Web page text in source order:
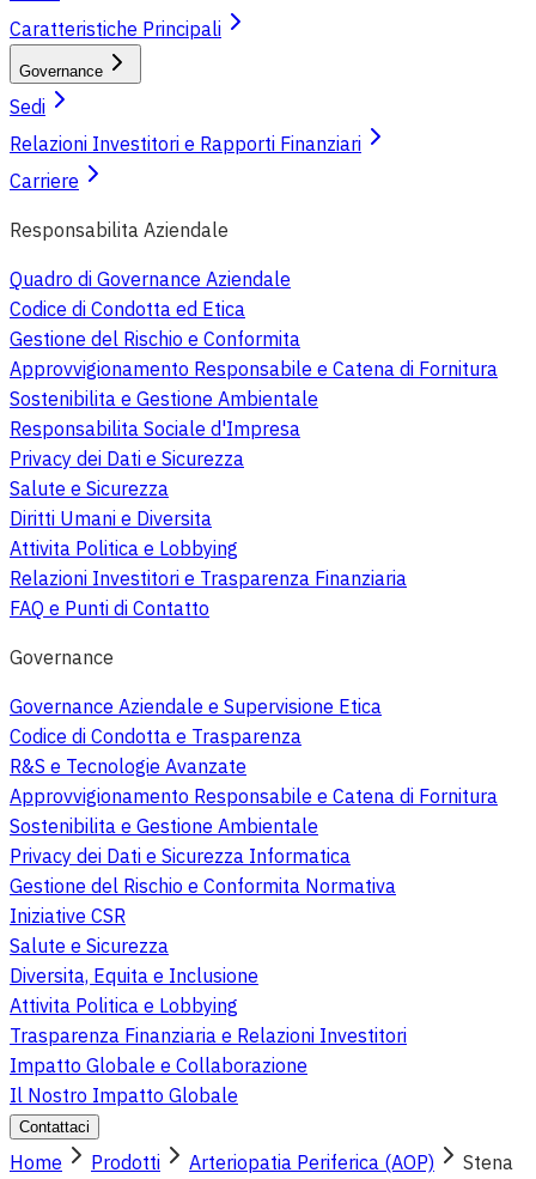
Caratteristiche Principali
Governance
Sedi
Relazioni Investitori e Rapporti Finanziari
Carriere
Responsabilita Aziendale
Quadro di Governance Aziendale
Codice di Condotta ed Etica
Gestione del Rischio e Conformita
Approvvigionamento Responsabile e Catena di Fornitura
Sostenibilita e Gestione Ambientale
Responsabilita Sociale d'Impresa
Privacy dei Dati e Sicurezza
Salute e Sicurezza
Diritti Umani e Diversita
Attivita Politica e Lobbying
Relazioni Investitori e Trasparenza Finanziaria
FAQ e Punti di Contatto
Governance
Governance Aziendale e Supervisione Etica
Codice di Condotta e Trasparenza
R&S e Tecnologie Avanzate
Approvvigionamento Responsabile e Catena di Fornitura
Sostenibilita e Gestione Ambientale
Privacy dei Dati e Sicurezza Informatica
Gestione del Rischio e Conformita Normativa
Iniziative CSR
Salute e Sicurezza
Diversita, Equita e Inclusione
Attivita Politica e Lobbying
Trasparenza Finanziaria e Relazioni Investitori
Impatto Globale e Collaborazione
Il Nostro Impatto Globale
Contattaci
Home Prodotti Arteriopatia Periferica (AOP)
Stena